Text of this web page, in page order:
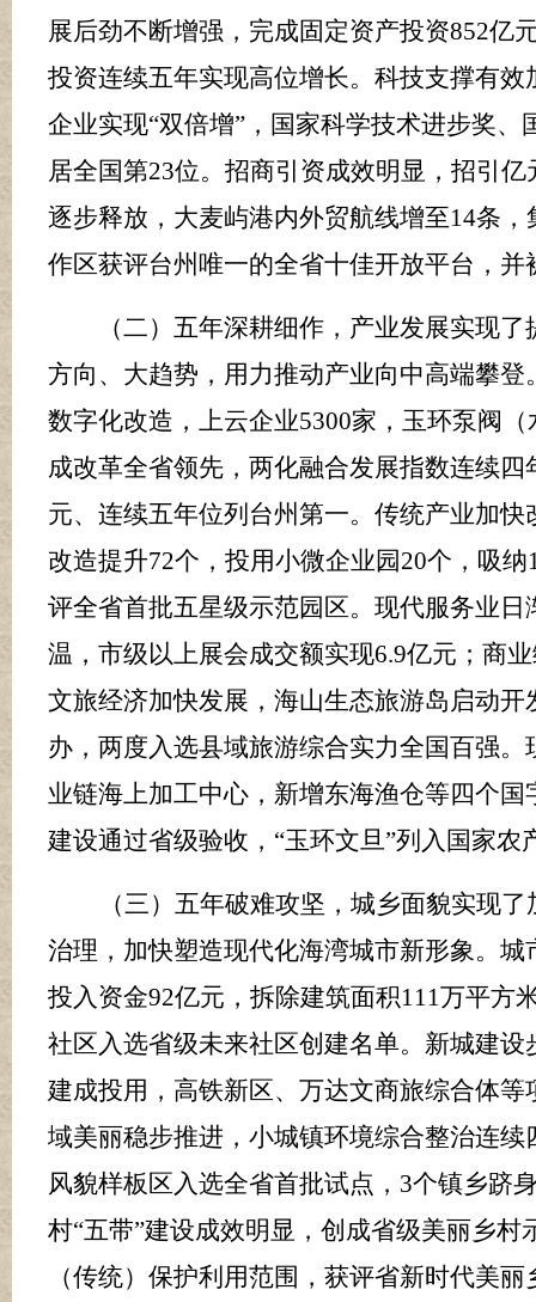
展后劲不断增强， 完成固定资产投资852亿
投资连续五年实现高位增长。科技支撑有效
企业实现“双倍增”， 国家科学技术进步奖、
居全国第23位。招商引资成效明显， 招引亿
逐步释放，大麦屿港内外贸航线增至14条，
作区获评台州唯一的全省十佳开放平台，
（二）五年深耕细作，产业发展实现
方向、大趋势，用力推动产业向中高端攀登
数字化改造，上云企业5300家，玉环泵阀
成改革全省领先，两化融合发展指数连续
元、连续五年位列台州第一。传统产业加
改造提升72个， 投用小微企业园20个，吸纳
评全省首批五星级示范园区。现代服务业日
温，市级以上展会成交额实现6.9亿元；商
文旅经济加快发展，海山生态旅游岛启动
办，两度入选县域旅游综合实力全国百强。
业链海上加工中心，新增东海渔仓等四个
建设通过省级验收， “玉环文旦”列入国家农
（三）五年破难攻坚，城乡面貌实现
治理， 加快塑造现代化海湾城市新形象。城
投入资金92亿元，拆除建筑面积111万平方
社区入选省级未来社区创建名单。 新城建设
建成投用 ，高铁新区、万达文商旅综合体
域美丽稳步推进，小城镇环境综合整治连
风貌样板区入选全省首批试点， 3个镇乡跻
村“五带”建设成效明显，创成省级美丽乡村
（传统）保护利用范围，获评省新时代美